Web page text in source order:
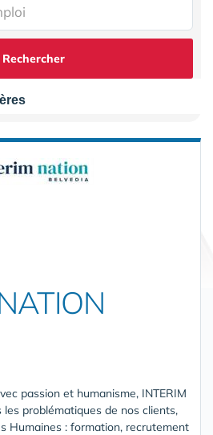
Rechercher
passion et humanisme, INTERIM
problématiques de nos clients,
Humaines : formation, recrutement